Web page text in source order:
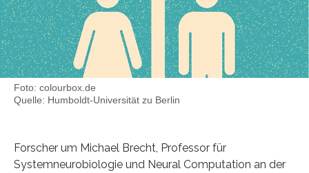
Foto: colourbox.de
Quelle: Humboldt-Universität zu Berlin
Forscher um Michael Brecht, Professor für
Systemneurobiologie und Neural Computation an der